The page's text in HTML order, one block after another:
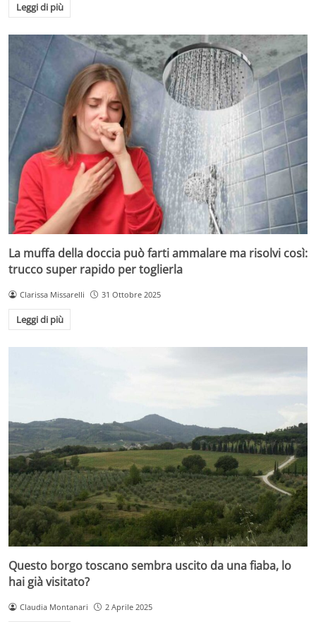
Leggi di più
La muffa della doccia può farti ammalare ma risolvi così:
trucco super rapido per toglierla
Clarissa Missarelli 31 Ottobre 2025
Leggi di più
Questo borgo toscano sembra uscito da una fiaba, lo
hai già visitato?
Claudia Montanari 2 Aprile 2025